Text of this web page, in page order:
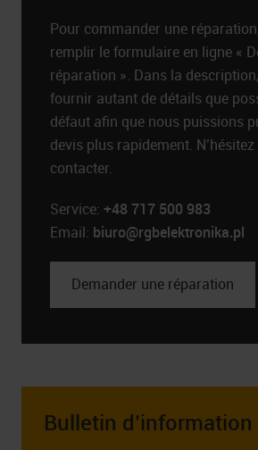
Pour commander une
remplir le formulaire en ligne «
réparation ». Dans la
fournir autant de détails que
défaut afin que nous puissions
devis plus rapidement.
contacter.
Service: +48 717 500 983
Email: biuro@rgbelektronika.pl
Demander une réparation
Bulletin d’information